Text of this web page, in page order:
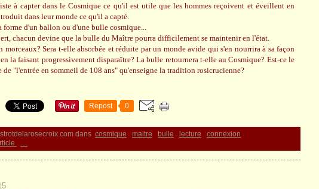
à capter dans le Cosmique ce qu'il est utile que les hommes reçoivent et éveillent en
dans leur monde ce qu'il a capté.
forme d'un ballon ou d'une bulle cosmique...
chacun devine que la bulle du Maître pourra difficilement se maintenir en l'état.
morceaux? Sera t-elle absorbée et réduite par un monde avide qui s'en nourrira à sa façon
la faisant progressivement disparaître? La bulle retournera t-elle au Cosmique? Est-ce le
de "l'entrée en sommeil de 108 ans" qu'enseigne la tradition rosicrucienne?
Repost 0
dans cosmique maitre bulle lecture
connexion
…